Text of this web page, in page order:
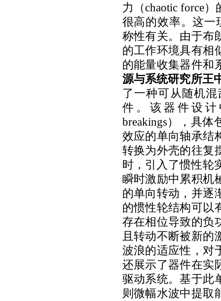
力（chaotic force）
很高的效率。这一
称性有关。由于布
的工作环境具有相
的能量收集器件和
源与系统研究所王
了一种可从随机
件。该器件设
breakings），具体
效应的单向轴承结
转换为外壳的往复
时，引入了惯性轮
瞬时激励中累积机
的单向转动，并逐
的惯性轮结构可以
存在相位导致的负
且转动不断被新的
波浪的适应性，对
还展示了器件在实
驱动系统。基于此
则微幅水波中提取